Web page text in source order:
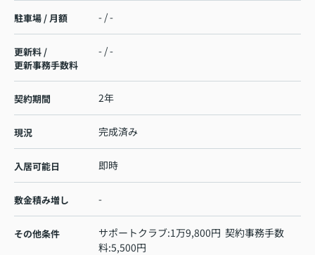
駐車場 / 月額 - / -
更新料 /
更新事務手数料
- / -
契約期間 2年
現況 完成済み
入居可能日 即時
敷金積み増し -
その他条件
サポートクラブ:1万9,800円 契約事務手数
料:5,500円